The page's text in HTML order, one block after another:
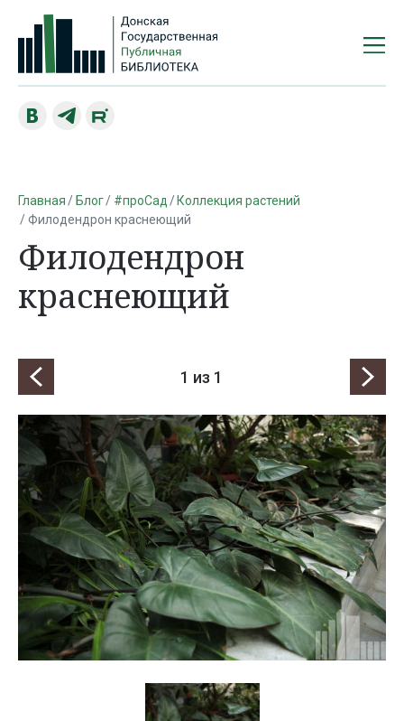
Главная Блог #проСад
Коллекция растений
Филодендрон краснеющий
Филодендрон
краснеющий
1 из 1